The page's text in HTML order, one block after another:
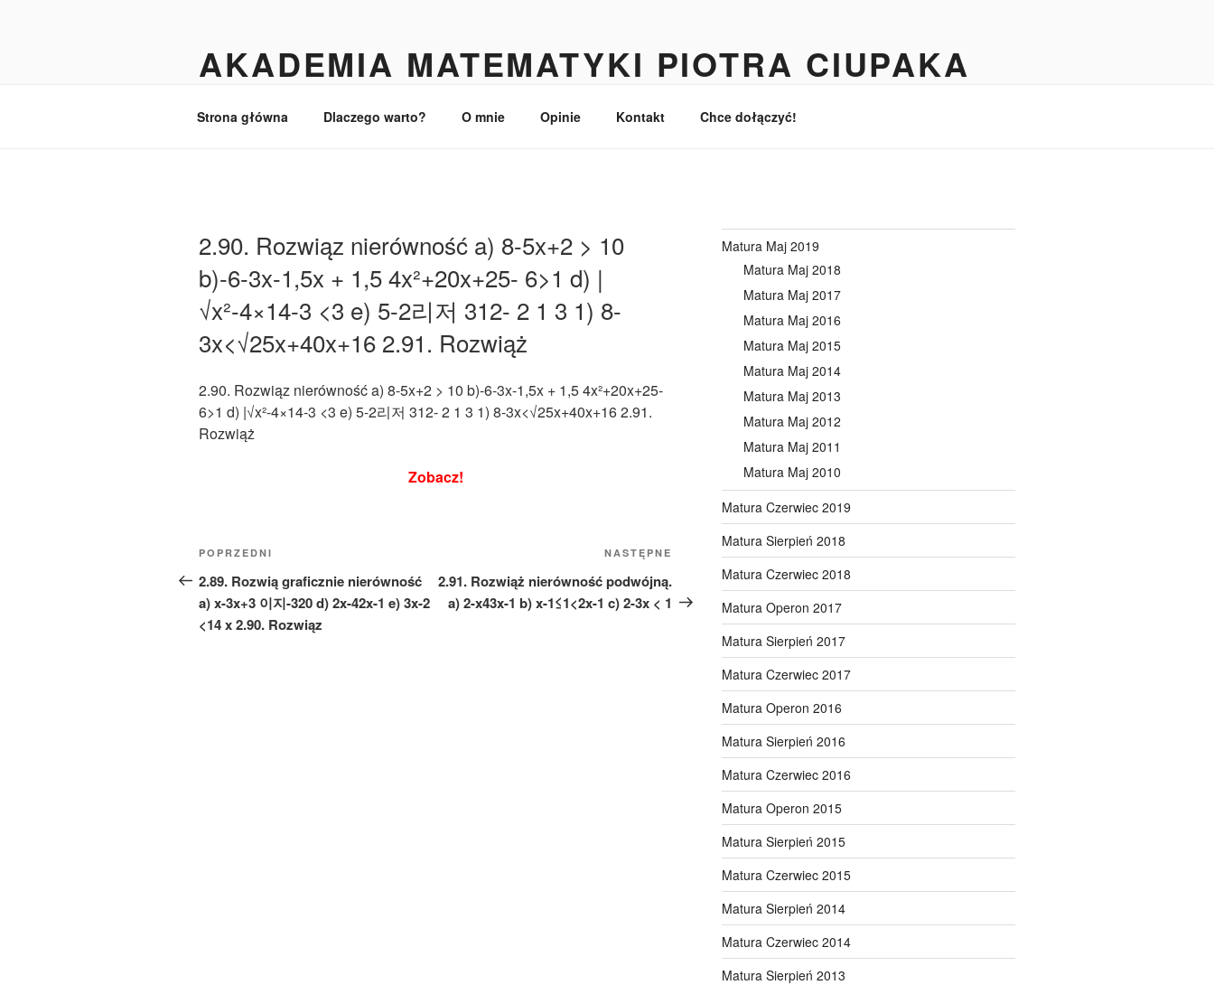
AKADEMIA MATEMATYKI PIOTRA CIUPAKA
Strona główna Dlaczego warto? O mnie Opinie Kontakt Chce dołączyć!
2.90. Rozwiąz nierówność a) 8-5x+2 > 10
b)-6-3x-1,5x + 1,5 4x²+20x+25- 6>1 d) |
√x²-4×14-3 <3 e) 5-2리저 312- 2 1 3 1) 8-
3x<√25x+40x+16 2.91. Rozwiąż
2.90. Rozwiąz nierówność a) 8-5x+2 > 10 b)-6-3x-1,5x + 1,5 4x²+20x+25-
6>1 d) |√x²-4×14-3 <3 e) 5-2리저 312- 2 1 3 1) 8-3x<√25x+40x+16 2.91.
Rozwiąż
Zobacz!
Nawigacja
wpisu
Poprzedni
wpis
POPRZEDNI
2.89. Rozwią graficznie nierówność
a) x-3x+3 이지-320 d) 2x-42x-1 e) 3x-2
<14 x 2.90. Rozwiąz
Następny
NASTĘPNE
2.91. Rozwiąż nierówność podwójną.
a) 2-x43x-1 b) x-1≤1<2x-1 c) 2-3x < 1
Matura Maj 2019
Matura Maj 2018
Matura Maj 2017
Matura Maj 2016
Matura Maj 2015
Matura Maj 2014
Matura Maj 2013
Matura Maj 2012
Matura Maj 2011
Matura Maj 2010
Matura Czerwiec 2019
Matura Sierpień 2018
Matura Czerwiec 2018
Matura Operon 2017
Matura Sierpień 2017
Matura Czerwiec 2017
Matura Operon 2016
Matura Sierpień 2016
Matura Czerwiec 2016
Matura Operon 2015
Matura Sierpień 2015
Matura Czerwiec 2015
Matura Sierpień 2014
Matura Czerwiec 2014
Matura Sierpień 2013